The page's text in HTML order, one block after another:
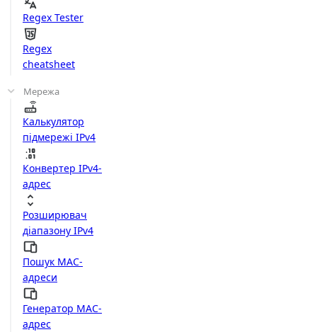
Regex Tester
Regex
cheatsheet
Мережа
Калькулятор
підмережі IPv4
Конвертер IPv4-
адрес
Розширювач
діапазону IPv4
Пошук MAC-
адреси
Генератор MAC-
адрес